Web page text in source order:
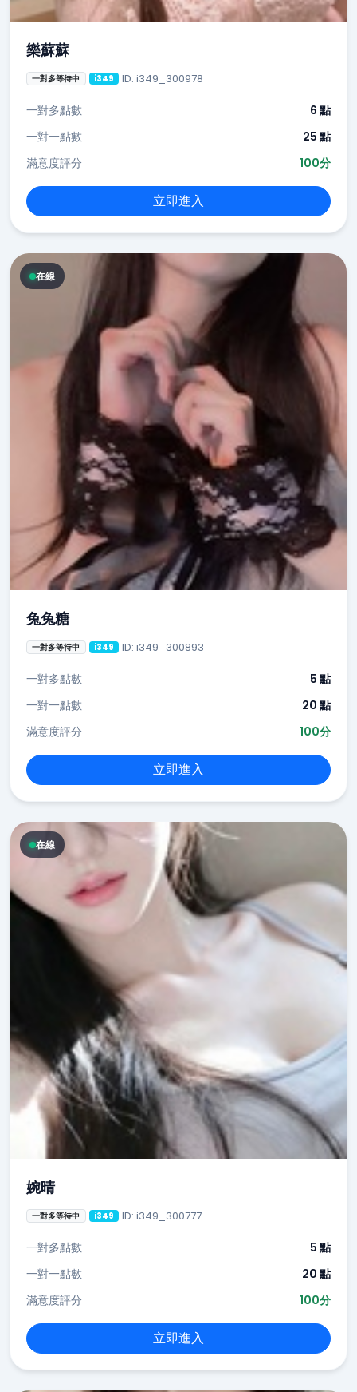
樂蘇蘇
一對多等待中 i349 ID: i349_300978
一對多點數
6 點
一對一點數
25 點
滿意度評分
100分
立即進入
在線
兔兔糖
一對多等待中 i349 ID: i349_300893
一對多點數
5 點
一對一點數
20 點
滿意度評分
100分
立即進入
在線
婉晴
一對多等待中 i349 ID: i349_300777
一對多點數
5 點
一對一點數
20 點
滿意度評分
100分
立即進入